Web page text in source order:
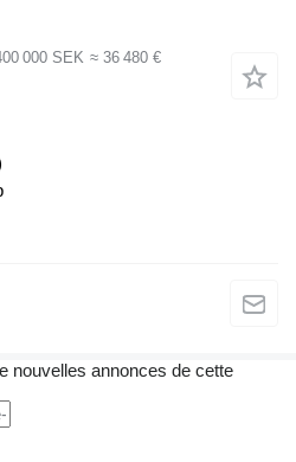
000 SEK ≈ 36 480 €
nouvelles annonces de cette